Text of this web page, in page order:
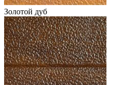
Золотой дуб